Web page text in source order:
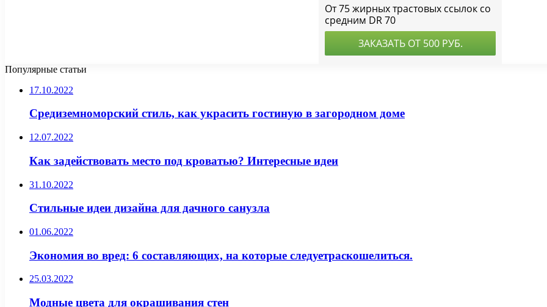
Популярные статьи
17.10.2022
Средиземноморский стиль, как украсить гостиную в загородном доме
12.07.2022
Как задействовать место под кроватью? Интересные идеи
31.10.2022
Стильные идеи дизайна для дачного санузла
01.06.2022
Экономия во вред: 6 составляющих, на которые следуетраскошелиться.
25.03.2022
Модные цвета для окрашивания стен